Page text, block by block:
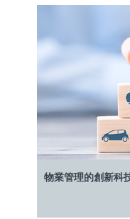
物業管理的創新科